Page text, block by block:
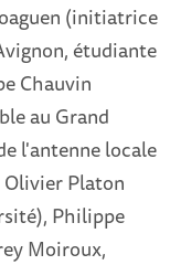
(initiatrice
étudiante
Chauvin
au Grand
l'antenne locale
Olivier Platon
Philippe
Moiroux,